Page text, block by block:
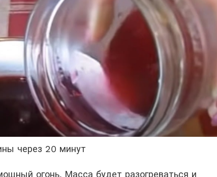
через 20 минут
огонь. Масса будет разогреваться и